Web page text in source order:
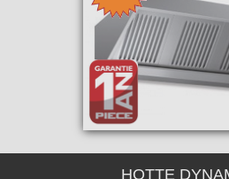
HOTTE